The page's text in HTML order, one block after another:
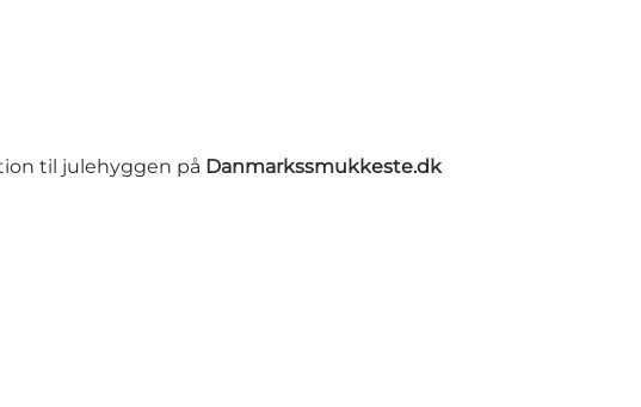
til julehyggen på Danmarkssmukkeste.dk